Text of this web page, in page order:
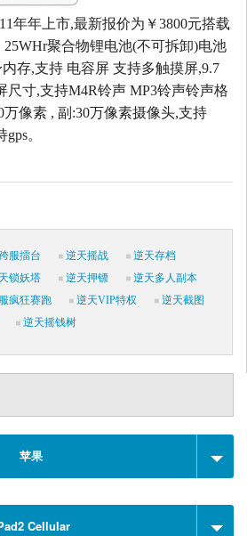
年年上市,最新报价为￥3800元搭载
25WHr聚合物锂电池(不可拆卸)电池
存,支持 电容屏 支持多触摸屏,9.7
尺寸,支持M4R铃声 MP3铃声铃声格
万像素 , 副:30万像素摄像头,支持
。
服擂台 逆天摇战
逆天存档
锁妖塔 逆天押镖
逆天多人副本
疯狂赛跑 逆天VIP特权
逆天截图
逆天摇钱树
苹果
Cellular